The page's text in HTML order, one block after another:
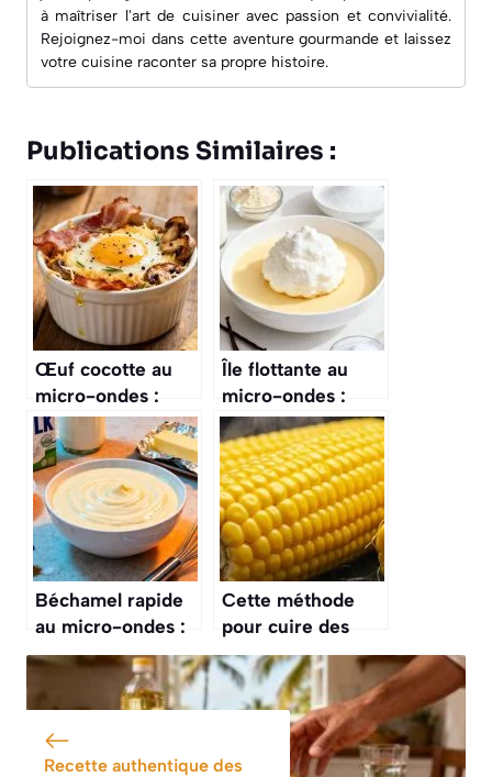
à maîtriser l'art de cuisiner avec passion et convivialité.
Rejoignez-moi dans cette aventure gourmande et laissez
votre cuisine raconter sa propre histoire.
Publications Similaires :
Œuf cocotte au
micro-ondes :
recette facile et
rapide
Île flottante au
micro-ondes :
recette facile et
rapide
Béchamel rapide
au micro-ondes :
recette facile et
Cette méthode
pour cuire des
épis de maïs au
micro-ondes est
incroyablement
Recette authentique des